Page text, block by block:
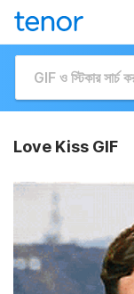
Love Kiss GIF